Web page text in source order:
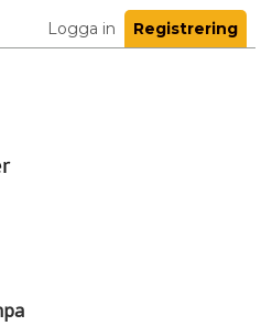
Logga in Registrering